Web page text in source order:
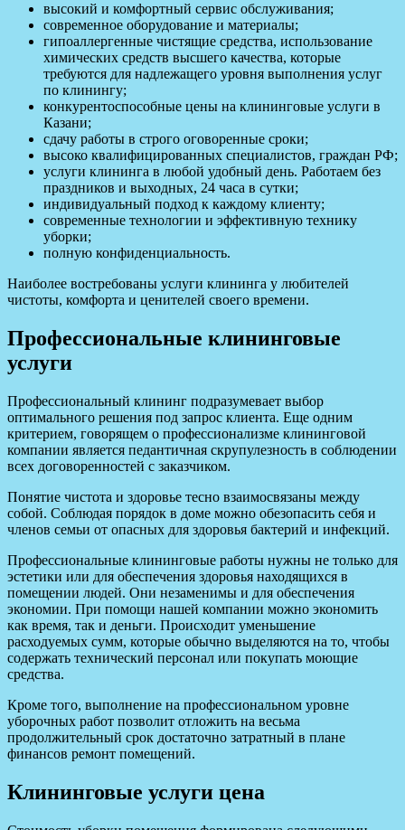
высокий и комфортный сервис обслуживания;
современное оборудование и материалы;
гипоаллергенные чистящие средства, использование
химических средств высшего качества, которые
требуются для надлежащего уровня выполнения услуг
по клинингу;
конкурентоспособные цены на клининговые услуги в
Казани;
сдачу работы в строго оговоренные сроки;
высоко квалифицированных специалистов, граждан РФ;
услуги клининга в любой удобный день. Работаем без
праздников и выходных, 24 часа в сутки;
индивидуальный подход к каждому клиенту;
современные технологии и эффективную технику
уборки;
полную конфиденциальность.
Наиболее востребованы услуги клининга у любителей
чистоты, комфорта и ценителей своего времени.
Профессиональные клининговые
услуги
Профессиональный клининг подразумевает выбор
оптимального решения под запрос клиента. Еще одним
критерием, говорящем о профессионализме клининговой
компании является педантичная скрупулезность в соблюдении
всех договоренностей с заказчиком.
Понятие чистота и здоровье тесно взаимосвязаны между
собой. Соблюдая порядок в доме можно обезопасить себя и
членов семьи от опасных для здоровья бактерий и инфекций.
Профессиональные клининговые работы нужны не только для
эстетики или для обеспечения здоровья находящихся в
помещении людей. Они незаменимы и для обеспечения
экономии. При помощи нашей компании можно экономить
как время, так и деньги. Происходит уменьшение
расходуемых сумм, которые обычно выделяются на то, чтобы
содержать технический персонал или покупать моющие
средства.
Кроме того, выполнение на профессиональном уровне
уборочных работ позволит отложить на весьма
продолжительный срок достаточно затратный в плане
финансов ремонт помещений.
Клининговые услуги цена